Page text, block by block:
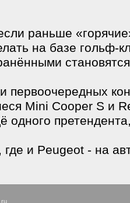
раньше
на базе гольф-
первоочередных
Mini Cooper S и
одного
где и Peugeot - на